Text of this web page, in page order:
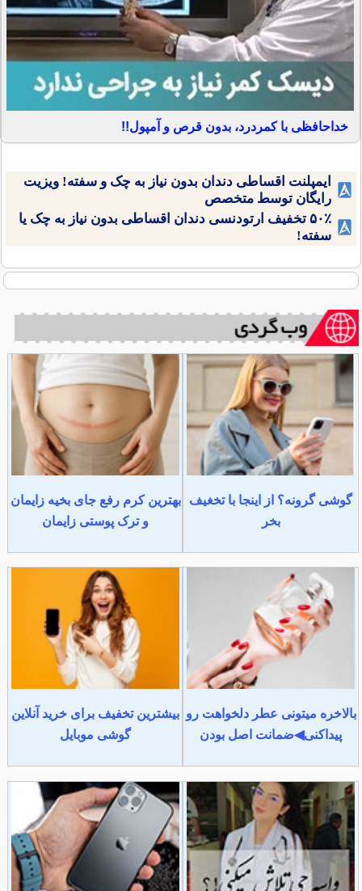
خداحافظی با کمردرد، بدون قرص و آمپول!!
ایمپلنت اقساطی دندان بدون نیاز به چک و سفته! ویزیت
رایگان توسط متخصص
۵۰٪ تخفیف ارتودنسی دندان اقساطی بدون نیاز به چک یا
سفته!
گوشی گرونه؟ از اینجا با تخغیف
بخر
بهترین کرم رفع جای بخیه زایمان
و ترک پوستی زایمان
بالاخره میتونی عطر دلخواهت رو
پیداکنی◀ضمانت اصل بودن
بیشترین تخفیف برای خرید آنلاین
گوشی موبایل